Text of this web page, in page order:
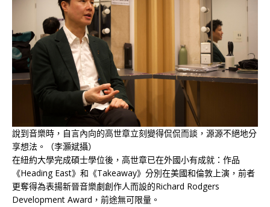
說到音樂時，自言內向的高世章立刻變得侃侃而談，源源不絕地分
享想法。（李灝斌攝）
在紐約大學完成碩士學位後，高世章已在外國小有成就：作品
《Heading East》和《Takeaway》分別在美國和倫敦上演，前者
更奪得為表揚新晉音樂劇創作人而設的Richard Rodgers
Development Award，前途無可限量。